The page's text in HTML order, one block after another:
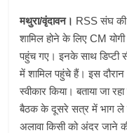
मथुरा/वृंदावन। RSS संघ की
शामिल होने के लिए CM
पहुंच गए। इनके साथ डिप्टी
में शामिल पहुंचे हैं। इस दौरान
स्वीकार किया। बताया जा
बैठक के दूसरे सत्र में भाग ले
अलावा किसी को अंदर जाने